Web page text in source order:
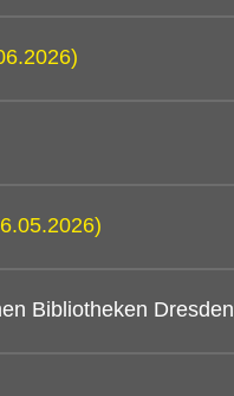
Bibliotheken Dresden